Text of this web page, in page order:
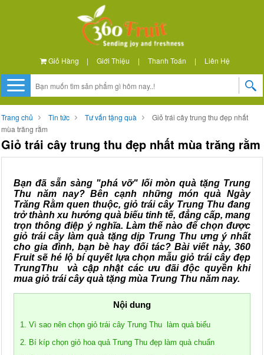
Giỏ Hàng | Giới Thiệu | Thanh Toán | Liên Hệ
Trang chủ Tin tức Tư vấn tặng quà
Giỏ trái cây trung thu đẹp nhất
mùa trăng rằm
Giỏ trái cây trung thu đẹp nhất mùa trăng rằm
Bạn đã sẵn sàng "phá vỡ" lối mòn quà tặng Trung
Thu năm nay? Bên cạnh những món quà Ngày
Trăng Rằm quen thuộc, giỏ trái cây Trung Thu đang
trở thành xu hướng quà biếu tinh tế, đẳng cấp, mang
trọn thông điệp ý nghĩa. Làm thế nào để chọn được
giỏ trái cây làm quà tặng dịp Trung Thu ưng ý nhất
cho gia đình, bạn bè hay đối tác? Bài viết này, 360
Fruit sẽ hé lộ bí quyết lựa chọn mẫu giỏ trái cây đẹp
TrungThu và cập nhật các ưu đãi độc quyền khi
mua giỏ trái cây quà tặng mùa Trung Thu năm nay.
Nội dung
1. Vì sao nên chọn giỏ trái cây Trung Thu làm quà biếu
2. Bí kíp chọn giỏ hoa quả Trung Thu đẹp làm quà chuẩn